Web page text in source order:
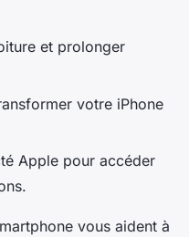
et prolonger
votre iPhone
Apple pour accéder
vous aident à